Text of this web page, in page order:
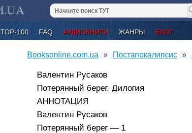
ТОР-100 FAQ АУДИОКНИГИ ЖАНРЫ БЛОГ
Booksonline.com.ua Постапокалипсис
Валентин Русаков
Потерянный берег. Дилогия
АННОТАЦИЯ
Валентин Русаков
Потерянный берег — 1